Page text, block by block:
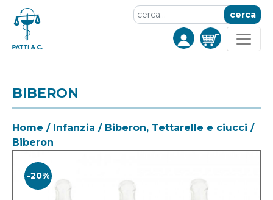
cerca
BIBERON
Home / Infanzia / Biberon, Tettarelle e ciucci /
Biberon
-20%